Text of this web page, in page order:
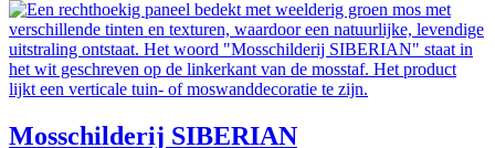
Mosschilderij SIBERIAN